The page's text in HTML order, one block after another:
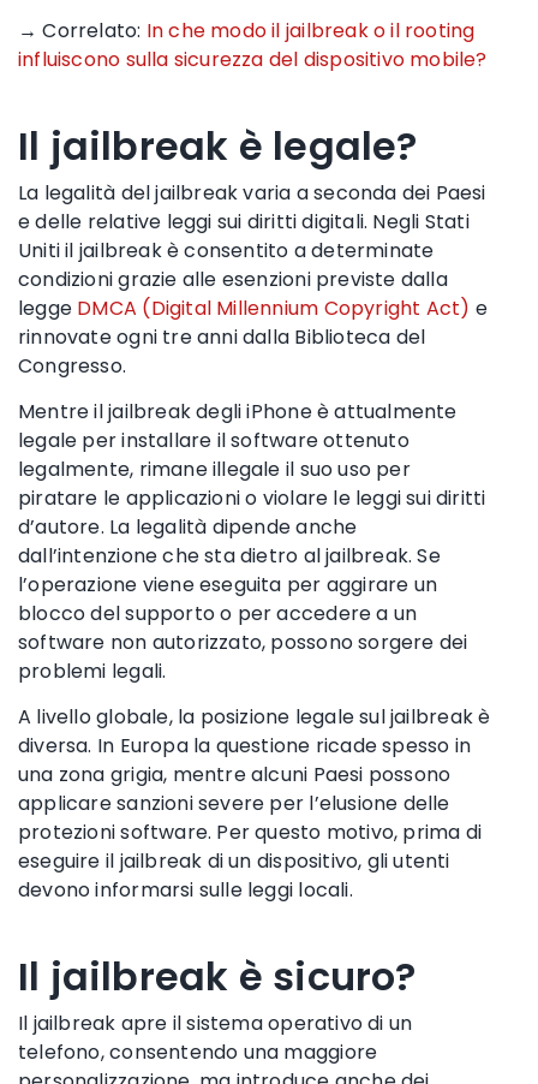
→ Correlato: In che modo il jailbreak o il rooting
influiscono sulla sicurezza del dispositivo mobile?
Il jailbreak è legale?
La legalità del jailbreak varia a seconda dei Paesi
e delle relative leggi sui diritti digitali. Negli Stati
Uniti il jailbreak è consentito a determinate
condizioni grazie alle esenzioni previste dalla
legge DMCA (Digital Millennium Copyright Act) e
rinnovate ogni tre anni dalla Biblioteca del
Congresso.
Mentre il jailbreak degli iPhone è attualmente
legale per installare il software ottenuto
legalmente, rimane illegale il suo uso per
piratare le applicazioni o violare le leggi sui diritti
d’autore. La legalità dipende anche
dall’intenzione che sta dietro al jailbreak. Se
l’operazione viene eseguita per aggirare un
blocco del supporto o per accedere a un
software non autorizzato, possono sorgere dei
problemi legali.
A livello globale, la posizione legale sul jailbreak è
diversa. In Europa la questione ricade spesso in
una zona grigia, mentre alcuni Paesi possono
applicare sanzioni severe per l’elusione delle
protezioni software. Per questo motivo, prima di
eseguire il jailbreak di un dispositivo, gli utenti
devono informarsi sulle leggi locali.
Il jailbreak è sicuro?
Il jailbreak apre il sistema operativo di un
telefono, consentendo una maggiore